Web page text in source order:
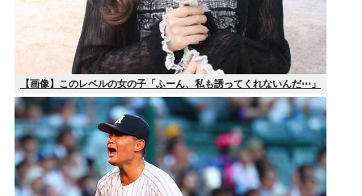
【画像】このレベルの女の子「ふーん、私も誘ってくれないんだ⋯」